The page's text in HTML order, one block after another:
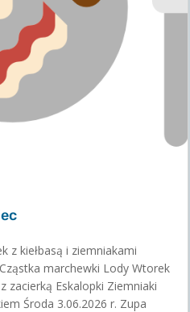
z kiełbasą i ziemniakami
marchewki Lody Wtorek
zacierką Eskalopki Ziemniaki
Środa 3.06.2026 r. Zupa